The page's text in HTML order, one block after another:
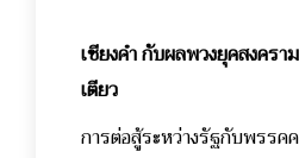
เชียงคำ กับผลพวงยุคสงคร
เตียว
การต่อสู้ระหว่างรัฐกับพรร